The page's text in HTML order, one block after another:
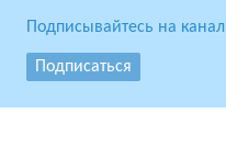
Подписывайтесь на канал
Подписаться